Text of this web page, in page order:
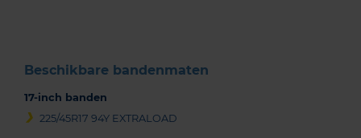
Beschikbare bandenmaten
17-inch banden
225/45R17 94Y EXTRALOAD